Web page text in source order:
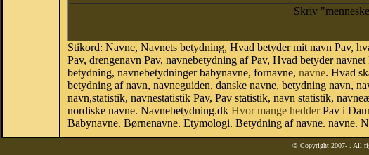
Skriv
Stikord: Navne, Navnets betydning, Hvad betyder mit navn Pav,
Pav, drengenavn Pav, navnebetydning af Pav, Hvad betyder
betydning, navnebetydninger babynavne, fornavne, navne. Hvad
betydning af navn, navneguiden, danske navne, betydning navn,
navn,statistik, navnestatistik Pav, Pav statistik, navn statistik,
nordiske navne. Navnebetydning.dk Hvor mange hedderPav i
Babynavne. Børnenavne. Etymologi. Betydning af navne. navne.
© Copyright 2007- . All